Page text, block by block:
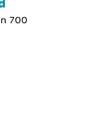
700